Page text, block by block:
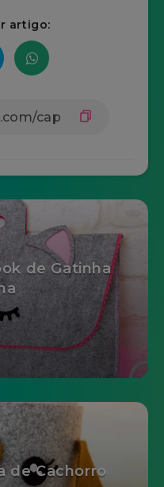
artigo:
de Gatinha
de Cachorro